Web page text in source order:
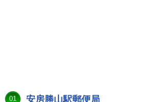
01 安房勝山駅郵便局